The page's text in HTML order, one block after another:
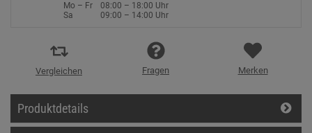
Mo – Fr
08:00 – 18:00 Uhr
Sa
09:00 – 14:00 Uhr
Vergleichen Fragen Merken
Produktdetails